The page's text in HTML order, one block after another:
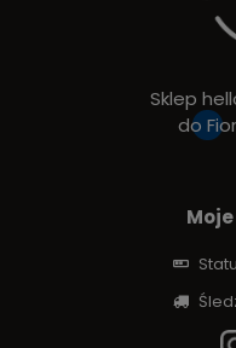
Sklep
do